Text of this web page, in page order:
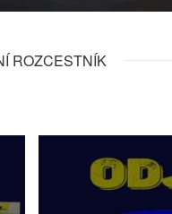
ROZCESTNÍK